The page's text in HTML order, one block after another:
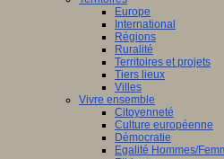
Europe
International
Régions
Ruralité
Territoires et projets
Tiers lieux
Villes
Vivre ensemble
Citoyenneté
Culture européenne
Démocratie
Egalité Hommes/